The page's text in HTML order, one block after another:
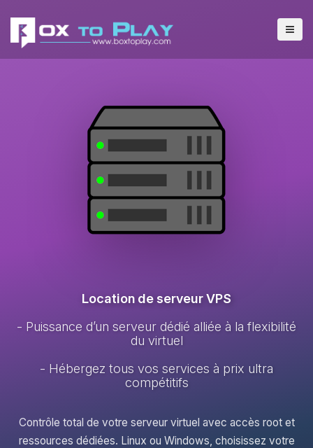
Location de serveur VPS
- Puissance d’un serveur dédié alliée à la flexibilité
du virtuel
- Hébergez tous vos services à prix ultra
compétitifs
Contrôle total de votre serveur virtuel avec accès root et
ressources dédiées. Linux ou Windows, choisissez votre